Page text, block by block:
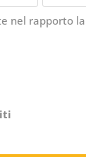
nel rapporto